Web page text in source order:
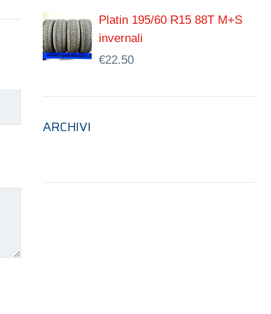
Platin 195/60 R15 88T M+S
invernali
€22.50
ARCHIVI